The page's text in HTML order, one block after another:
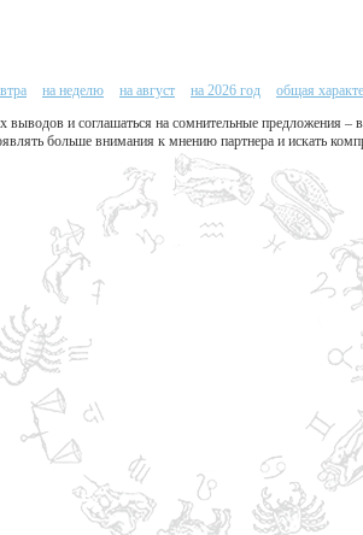
на неделю на август на 2026 год
общая
выводов и соглашаться на сомнительные предложения
больше внимания к мнению партнера и искать